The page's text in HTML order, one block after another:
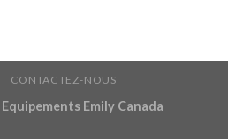
CONTACTEZ-NOUS
Equipements Emily Canada